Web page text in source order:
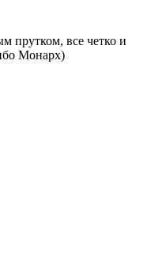
прутком, все четко и
Монарх)